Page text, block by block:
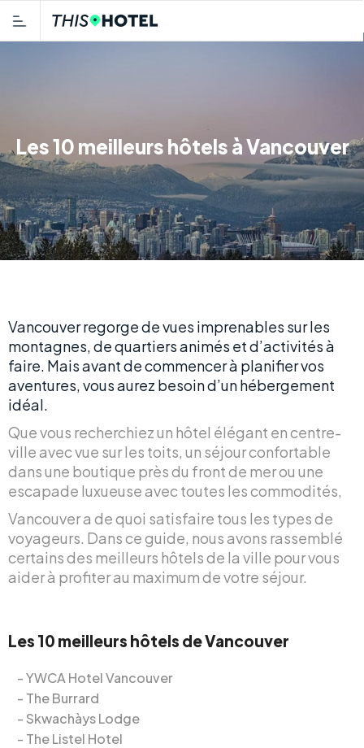
Les 10 meilleurs hôtels à Vancouver
Vancouver regorge de vues imprenables sur les
montagnes, de quartiers animés et d’activités à
faire. Mais avant de commencer à planifier vos
aventures, vous aurez besoin d’un hébergement
idéal.
Que vous recherchiez un hôtel élégant en centre-
ville avec vue sur les toits, un séjour confortable
dans une boutique près du front de mer ou une
escapade luxueuse avec toutes les commodités,
Vancouver a de quoi satisfaire tous les types de
voyageurs. Dans ce guide, nous avons rassemblé
certains des meilleurs hôtels de la ville pour vous
aider à profiter au maximum de votre séjour.
Les 10 meilleurs hôtels de Vancouver
YWCA Hotel Vancouver
The Burrard
Skwachàys Lodge
The Listel Hotel